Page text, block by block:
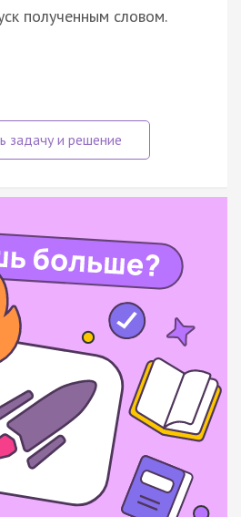
полученным словом.